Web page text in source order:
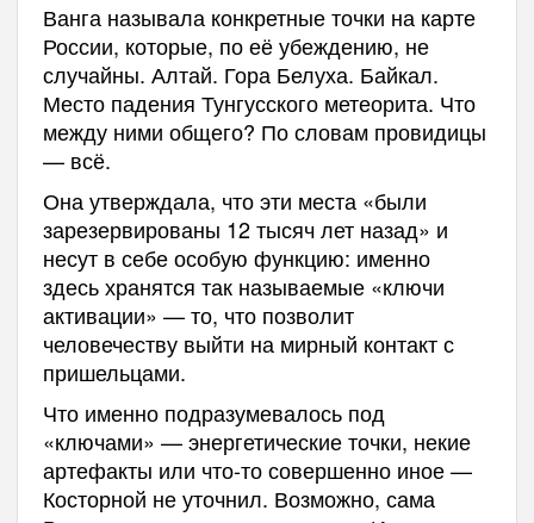
Ванга называла конкретные точки на карте
России, которые, по её убеждению, не
случайны. Алтай. Гора Белуха. Байкал.
Место падения Тунгусского метеорита. Что
между ними общего? По словам провидицы
— всё.
Она утверждала, что эти места «были
зарезервированы 12 тысяч лет назад» и
несут в себе особую функцию: именно
здесь хранятся так называемые «ключи
активации» — то, что позволит
человечеству выйти на мирный контакт с
пришельцами.
Что именно подразумевалось под
«ключами» — энергетические точки, некие
артефакты или что-то совершенно иное —
Косторной не уточнил. Возможно, сама